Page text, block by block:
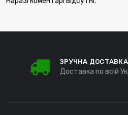
ЗРУЧНА ДОСТАВКА
Доставка по всій